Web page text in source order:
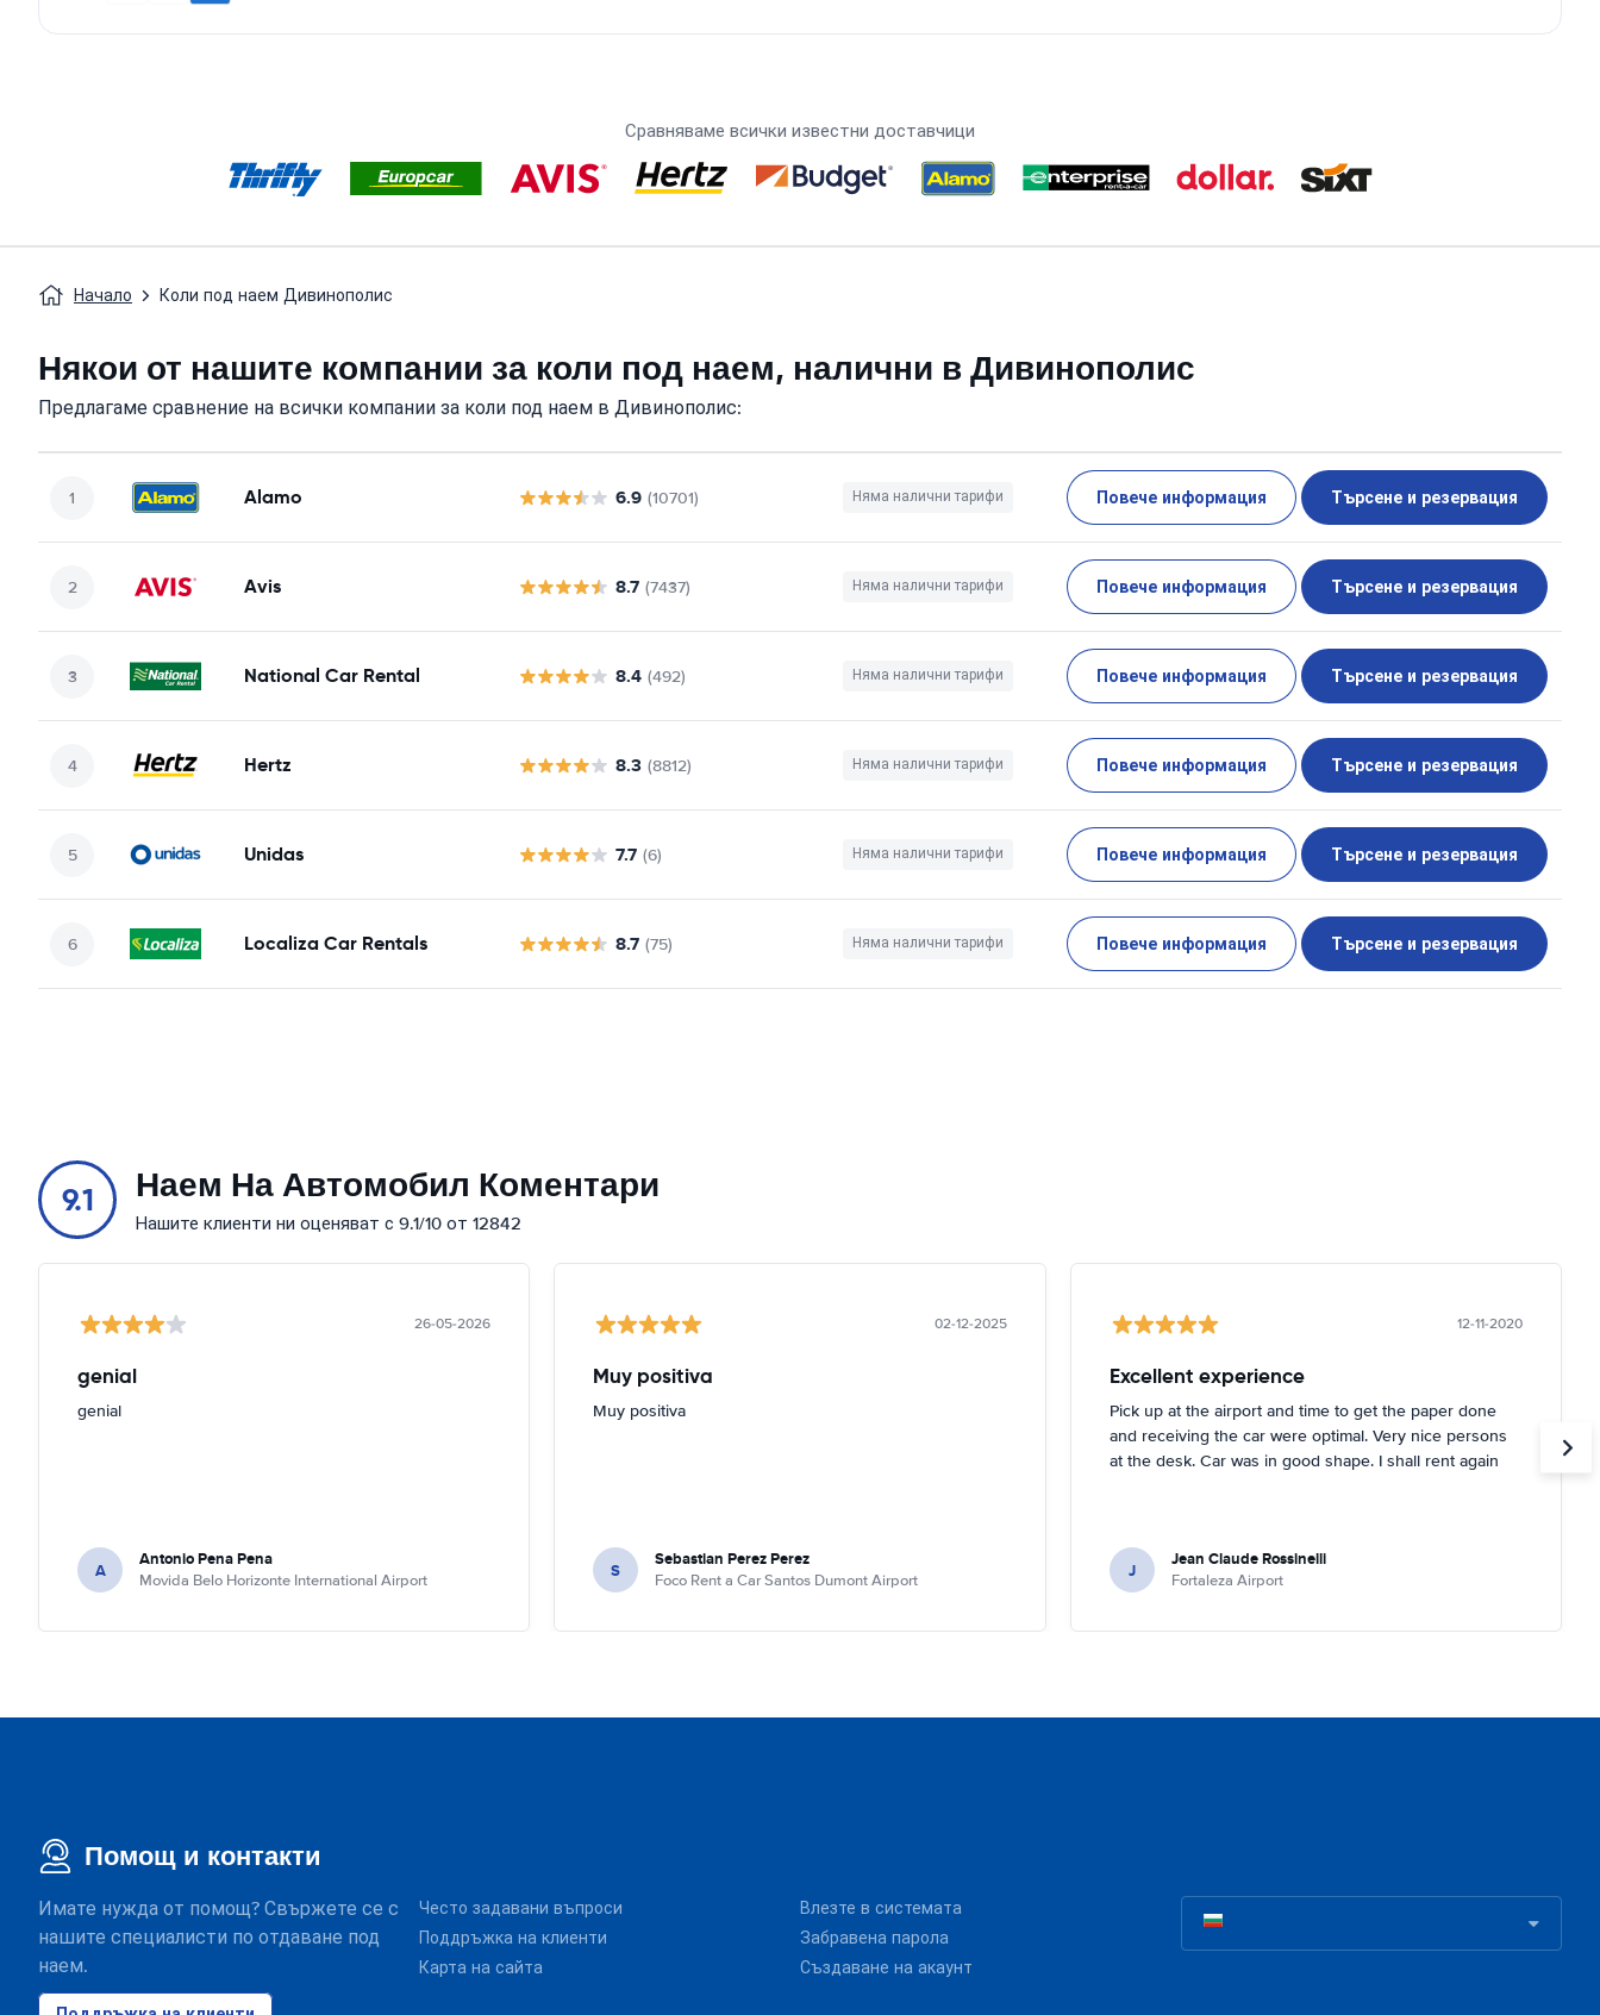
Сравняваме всички известни доставчици
Начало Коли под наем Дивинополис
Някои от нашите компании за коли под наем, налични в Дивинополис
Предлагаме сравнение на всички компании за коли под наем в Дивинополис:
Alamo 6.9 (10701) Няма налични тарифи Повече информация Търсене и резервация
Avis 8.7 (7437) Няма налични тарифи Повече информация Търсене и резервация
National Car Rental 8.4 (492) Няма налични тарифи Повече информация Търсене и резервация
Hertz 8.3 (8812) Няма налични тарифи Повече информация Търсене и резервация
Unidas 7.7 (6) Няма налични тарифи Повече информация Търсене и резервация
Localiza Car Rentals 8.7 (75) Няма налични тарифи Повече информация Търсене и резервация
9.1 Наем На Автомобил Коментари
Нашите клиенти ни оценяват с 9.1/10 от 12842
26-05-2026
genial
genial
A Antonio Pena Pena
Movida Belo Horizonte International Airport
02-12-2025
Muy positiva
Muy positiva
S Sebastian Perez Perez
Foco Rent a Car Santos Dumont Airport
12-11-2020
Excellent experience
Pick up at the airport and time to get the paper done
and receiving the car were optimal. Very nice persons
at the desk. Car was in good shape. I shall rent again
J Jean Claude Rossinelli
Fortaleza Airport
Помощ и контакти
Имате нужда от помощ? Свържете се с
нашите специалисти по отдаване под
наем.
Често задавани въпроси
Поддръжка на клиенти
Карта на сайта
Влезте в системата
Забравена парола
Създаване на акаунт